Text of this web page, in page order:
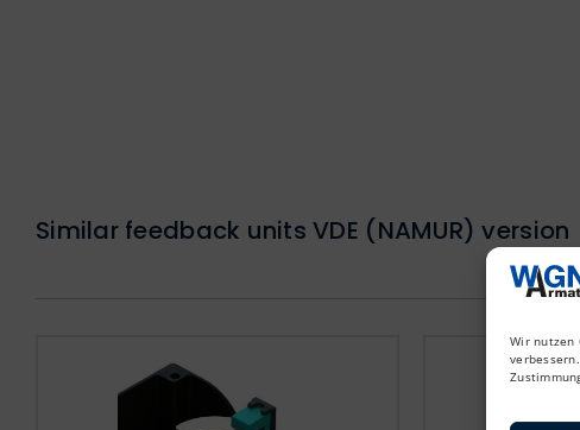
Wir nutzen
Similar feedback units VDE (NAMUR) version